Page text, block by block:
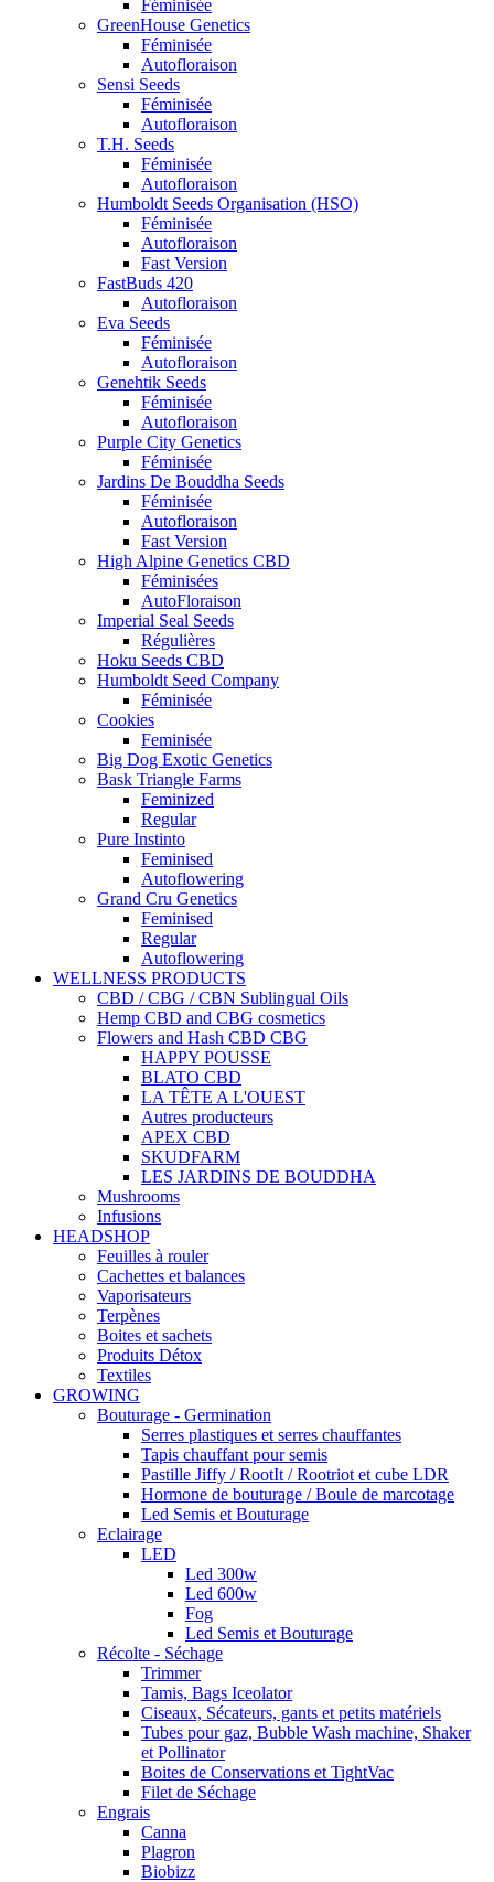
Féminisée
GreenHouse Genetics
Féminisée
Autofloraison
Sensi Seeds
Féminisée
Autofloraison
T.H. Seeds
Féminisée
Autofloraison
Humboldt Seeds Organisation (HSO)
Féminisée
Autofloraison
Fast Version
FastBuds 420
Autofloraison
Eva Seeds
Féminisée
Autofloraison
Genehtik Seeds
Féminisée
Autofloraison
Purple City Genetics
Féminisée
Jardins De Bouddha Seeds
Féminisée
Autofloraison
Fast Version
High Alpine Genetics CBD
Féminisées
AutoFloraison
Imperial Seal Seeds
Régulières
Hoku Seeds CBD
Humboldt Seed Company
Féminisée
Cookies
Feminisée
Big Dog Exotic Genetics
Bask Triangle Farms
Feminized
Regular
Pure Instinto
Feminised
Autoflowering
Grand Cru Genetics
Feminised
Regular
Autoflowering
WELLNESS PRODUCTS
CBD / CBG / CBN Sublingual Oils
Hemp CBD and CBG cosmetics
Flowers and Hash CBD CBG
HAPPY POUSSE
BLATO CBD
LA TÊTE A L'OUEST
Autres producteurs
APEX CBD
SKUDFARM
LES JARDINS DE BOUDDHA
Mushrooms
Infusions
HEADSHOP
Feuilles à rouler
Cachettes et balances
Vaporisateurs
Terpènes
Boites et sachets
Produits Détox
Textiles
GROWING
Bouturage - Germination
Serres plastiques et serres chauffantes
Tapis chauffant pour semis
Pastille Jiffy / RootIt / Rootriot et cube LDR
Hormone de bouturage / Boule de marcotage
Led Semis et Bouturage
Eclairage
LED
Led 300w
Led 600w
Fog
Led Semis et Bouturage
Récolte - Séchage
Trimmer
Tamis, Bags Iceolator
Ciseaux, Sécateurs, gants et petits matériels
Tubes pour gaz, Bubble Wash machine, Shaker
et Pollinator
Boites de Conservations et TightVac
Filet de Séchage
Engrais
Canna
Plagron
Biobizz